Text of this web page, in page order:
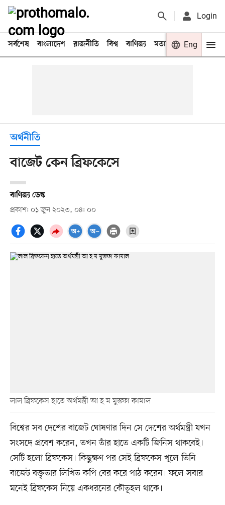
Login
সর্বশেষ বাংলাদেশ রাজনীতি বিশ্ব বাণিজ্য মতামত খেলা
Eng
অর্থনীতি
বাজেট কেন ব্রিফকেসে
বাণিজ্য ডেস্ক
প্রকাশ: ০১ জুন ২০২৩, ০৪: ০০
লাল ব্রিফকেস হাতে অর্থমন্ত্রী আ হ ম মুস্তফা কামাল
বিশ্বের সব দেশের বাজেট ঘোষণার দিন সে দেশের অর্থমন্ত্রী যখন
সংসদে প্রবেশ করেন, তখন তাঁর হাতে একটি জিনিস থাকবেই।
সেটি হলো ব্রিফকেস। কিছুক্ষণ পর সেই ব্রিফকেস খুলে তিনি
বাজেট বক্তৃতার লিখিত কপি বের করে পাঠ করেন। ফলে সবার
মনেই ব্রিফকেস নিয়ে একধরনের কৌতূহল থাকে।